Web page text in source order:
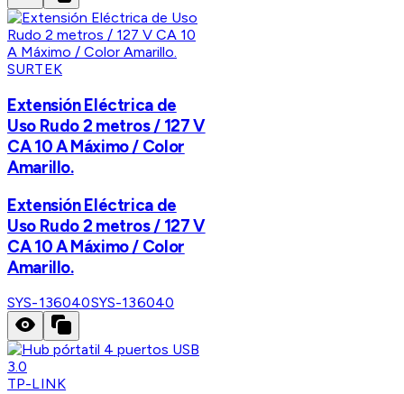
SURTEK
Extensión Eléctrica de
Uso Rudo 2 metros / 127 V
CA 10 A Máximo / Color
Amarillo.
Extensión Eléctrica de
Uso Rudo 2 metros / 127 V
CA 10 A Máximo / Color
Amarillo.
SYS-136040SYS-136040
TP-LINK